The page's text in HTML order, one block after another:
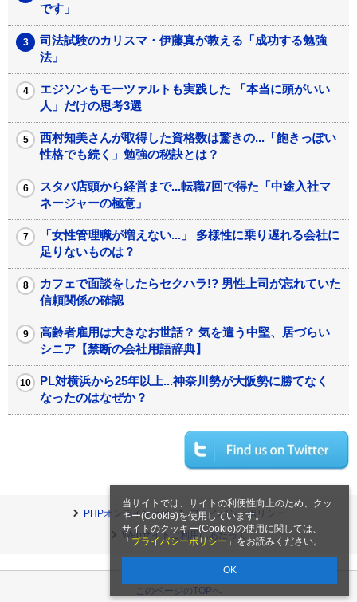
当サイトでは、サイトの利便性向上のため、クッ
キー(Cookie)を使用しています。
サイトのクッキー(Cookie)の使用に関しては、
「 プライバシーポリシー 」をお読みください。
OK
です」
司法試験のカリスマ・伊藤真が教える「成功する勉強
法」
エジソンもモーツァルトも実践した 「本当に頭がいい
人」だけの思考3選
西村知美さんが取得した資格数は驚きの...「飽きっぽい
性格でも続く」勉強の秘訣とは？
スタバ店頭から経営まで...転職7回で得た「中途入社マ
ネージャーの極意」
「女性管理職が増えない...」 多様性に乗り遅れる会社に
足りないものは？
カフェで面談をしたらセクハラ!? 男性上司が忘れていた
信頼関係の確認
高齢者雇用は大きなお世話？ 気を遣う中堅、居づらい
シニア【禁断の会社用語辞典】
PL対横浜から25年以上...神奈川勢が大阪勢に勝てなく
なったのはなぜか？
PHPオンラインとは
プライバシーポリシー
Webサイトご利用にあたって
このページのTOPへ